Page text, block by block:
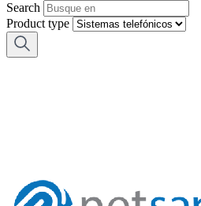
Search
Product type